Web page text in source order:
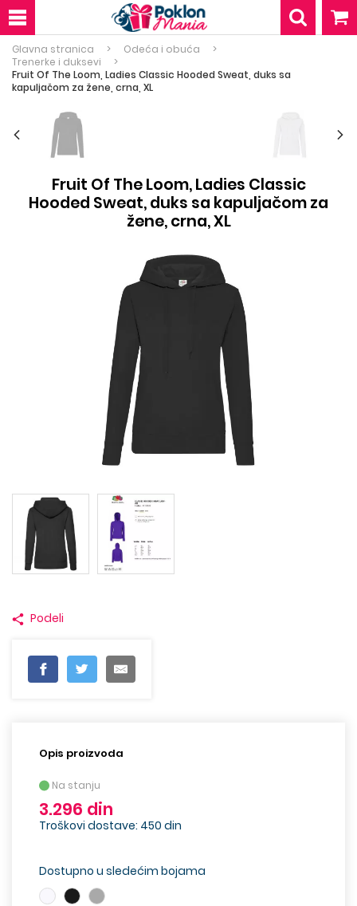
Glavna stranica
Odeća i obuća
Trenerke i duksevi
Fruit Of The Loom, Ladies Classic Hooded Sweat, duks sa
kapuljačom za žene, crna, XL
Fruit Of The Loom, Ladies Classic
Hooded Sweat, duks sa kapuljačom za
žene, crna, XL
Podeli
Opis proizvoda
Na stanju
3.296 din
Troškovi dostave: 450 din
Dostupno u sledećim bojama